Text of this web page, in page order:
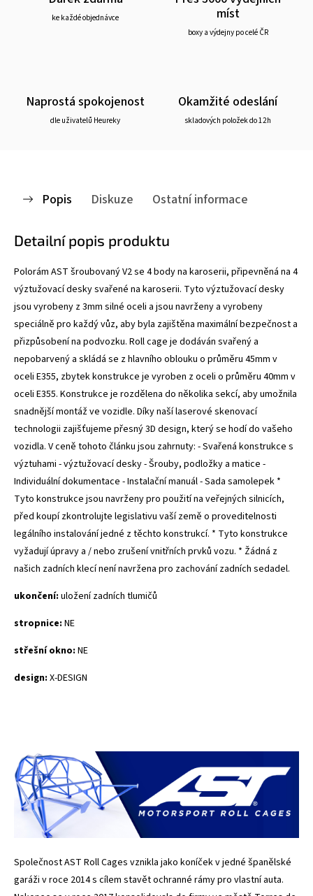
ke každé objednávce
míst
boxy a výdejny po celé ČR
Naprostá spokojenost
dle uživatelů Heureky
Okamžité odeslání
skladových položek do 12h
Popis Diskuze Ostatní informace
Detailní popis produktu
Polorám AST šroubovaný V2 se 4 body na karoserii, připevněná na 4
výztužovací desky svařené na karoserii. Tyto výztužovací desky
jsou vyrobeny z 3mm silné oceli a jsou navrženy a vyrobeny
speciálně pro každý vůz, aby byla zajištěna maximální bezpečnost a
přizpůsobení na podvozku. Roll cage je dodáván svařený a
nepobarvený a skládá se z hlavního oblouku o průměru 45mm v
oceli E355, zbytek konstrukce je vyroben z oceli o průměru 40mm v
oceli E355. Konstrukce je rozdělena do několika sekcí, aby umožnila
snadnější montáž ve vozidle. Díky naší laserové skenovací
technologii zajišťujeme přesný 3D design, který se hodí do vašeho
vozidla. V ceně tohoto článku jsou zahrnuty: - Svařená konstrukce s
výztuhami - výztužovací desky - Šrouby, podložky a matice -
Individuální dokumentace - Instalační manuál - Sada samolepek *
Tyto konstrukce jsou navrženy pro použití na veřejných silnicích,
před koupí zkontrolujte legislativu vaší země o proveditelnosti
legálního instalování jedné z těchto konstrukcí. * Tyto konstrukce
vyžadují úpravy a / nebo zrušení vnitřních prvků vozu. * Žádná z
našich zadních klecí není navržena pro zachování zadních sedadel.
ukončení: uložení zadních tlumičů
stropnice: NE
střešní okno: NE
design: X-DESIGN
Společnost AST Roll Cages vznikla jako koníček v jedné španělské
garáži v roce 2014 s cílem stavět ochranné rámy pro vlastní auta.